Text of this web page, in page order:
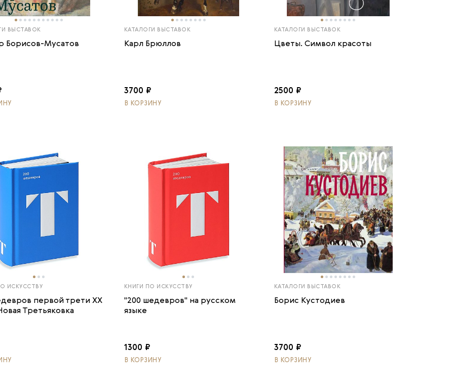
ВЫСТАВОК
Борисов-Мусатов
КАТАЛОГИ ВЫСТАВОК
Карл Брюллов
3700 ₽
В КОРЗИНУ
КАТАЛОГИ ВЫСТАВОК
Цветы. Символ красоты
2500 ₽
В КОРЗИНУ
ИСКУССТВУ
первой трети ХХ
Третьяковка
КНИГИ ПО ИСКУССТВУ
"200 шедевров" на русском
языке
1300 ₽
В КОРЗИНУ
КАТАЛОГИ ВЫСТАВОК
Борис Кустодиев
3700 ₽
В КОРЗИНУ